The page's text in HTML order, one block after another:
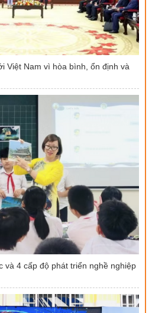
Việt Nam vì hòa bình, ổn định và
và 4 cấp độ phát triển nghề nghiệp